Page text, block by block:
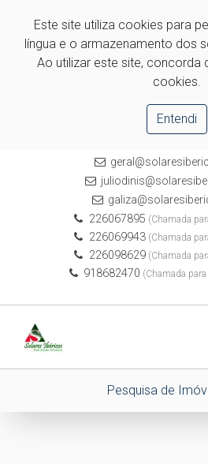
Este site utiliza cookies para
língua e o armazenamento dos
Ao utilizar este site, concorda
cookies.
Entendi
226067895 (Chamada
226069943(Chamada
226098629(Chamada
918682470 (Chamada
Pesquisa de